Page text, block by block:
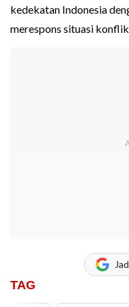
kedekatan Indonesia
merespons situasi
TAG